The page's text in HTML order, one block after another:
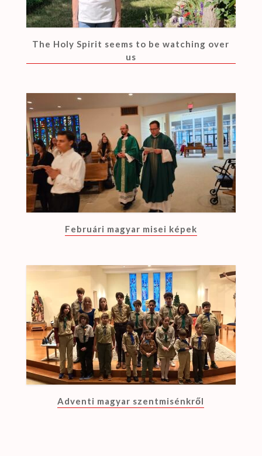
The Holy Spirit seems to be watching over
us
Februári magyar misei képek
Adventi magyar szentmisénkről